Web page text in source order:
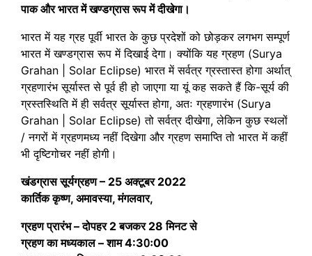
पाक और भारत में खण्डग्रास रूप में दीखेगा।
भारत में यह ग्रह पूर्वी भारत के कुछ प्रदेशों को छोड़कर लगभग सम्पूर्ण
भारत में खण्डग्रास रूप में दिखाई देगा। क्योंकि यह ग्रहण (Surya
Grahan | Solar Eclipse) भारत में सर्वत्र ग्रस्तास्त होगा अर्थात्
ग्रहणारंभ सूर्यास्त से पूर्व ही हो जाएगा या यूं कह सकते हैं कि-सूर्य की
ग्रस्तस्थिति में ही सर्वत्र सूर्यास्त होगा, अतः ग्रहणारंभ (Surya
Grahan | Solar Eclipse) तो सर्वत्र दीखेगा, लेकिन कुछ स्थलों
/ नगरों में ग्रहणमध्य नहीं दिखेगा और ग्रहण समाप्ति तो भारत में कहीं
भी दृष्टिगोचर नहीं होगी।
खंडग्रास सूर्यग्रहण – 25 अक्टूबर 2022
कार्तिक कृष्ण, अमावस्या, मंगलवार,
ग्रहण प्रारंभ – दोपहर 2 बजकर 28 मिनट से
ग्रहण का मध्यकाल – शाम 4:30ः00